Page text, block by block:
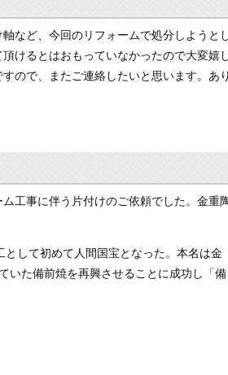
など、今回のリフォームで処分しようと
けるとはおもっていなかったので大変嬉
ので、またご連絡したいと思います。あ
工事に伴う片付けのご依頼でした。金重
して初めて人間国宝となった。本名は金
いた備前焼を再興させることに成功し「備